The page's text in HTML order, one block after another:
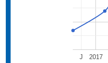
2017
J